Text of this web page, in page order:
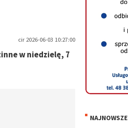
cir 2026-06-03 10:27:00
w niedzielę, 7
NAJNOWSZE